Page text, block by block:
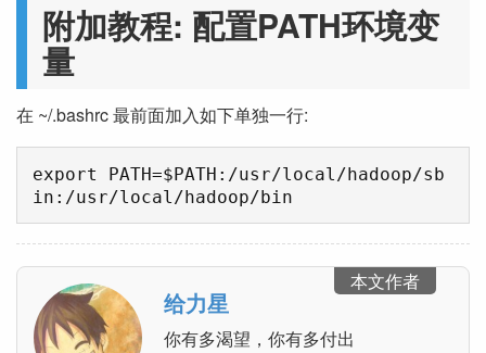
附加教程: 配置PATH环境变
量
在 ~/.bashrc 最前面加入如下单独一行:
export PATH=$PATH:/usr/local/hadoop/sb
本文作者
给力星
你有多渴望，你有多付出